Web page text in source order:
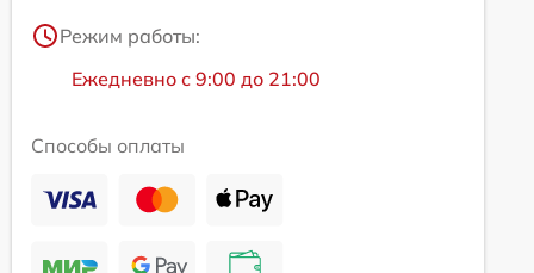
Режим работы:
Ежедневно с 9:00 до 21:00
Способы оплаты